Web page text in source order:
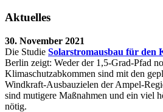
Aktuelles
30. November 2021
Die Studie Solarstromausbau für den
Berlin zeigt: Weder der 1,5-Grad-Pfad
Klimaschutzabkommen sind mit den
Windkraft-Ausbauzielen der Ampel-
sind mutigere Maßnahmen und ein viel
nötig.